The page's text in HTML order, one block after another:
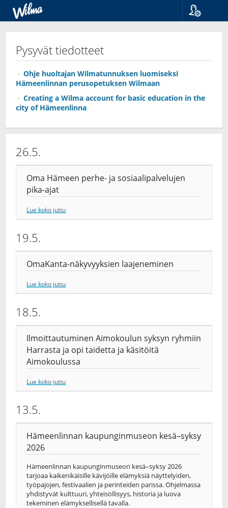
Pysyvät tiedotteet
Ohje huoltajan Wilmatunnuksen luomiseksi
Hämeenlinnan perusopetuksen Wilmaan
Creating a Wilma account for basic education in the
city of Hämeenlinna
26.5.
Oma Hämeen perhe- ja sosiaalipalvelujen
pika-ajat
Lue koko juttu
19.5.
OmaKanta-näkyvyyksien laajeneminen
Lue koko juttu
18.5.
Ilmoittautuminen Aimokoulun syksyn ryhmiin
Harrasta ja opi taidetta ja käsitöitä
Aimokoulussa
Lue koko juttu
13.5.
Hämeenlinnan kaupunginmuseon kesä–syksy
2026
Hämeenlinnan kaupunginmuseon kesä–syksy 2026
tarjoaa kaikenikäisille kävijöille elämyksiä näyttelyiden,
työpajojen, festivaalien ja perinteiden parissa. Ohjelmassa
yhdistyvät kulttuuri, yhteisöllisyys, historia ja luova
tekeminen elämyksellisellä tavalla.